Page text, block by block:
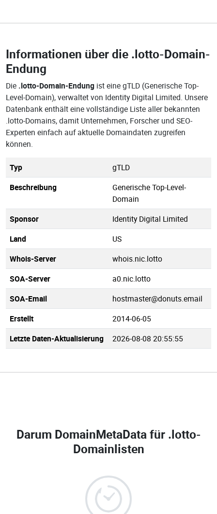
Informationen über die .lotto-Domain-
Endung
Die .lotto-Domain-Endung ist eine gTLD (Generische Top-
Level-Domain), verwaltet von Identity Digital Limited. Unsere
Datenbank enthält eine vollständige Liste aller bekannten
.lotto-Domains, damit Unternehmen, Forscher und SEO-
Experten einfach auf aktuelle Domaindaten zugreifen
können.
Typ
gTLD
Beschreibung
Generische Top-Level-
Domain
Sponsor
Identity Digital Limited
Land
US
Whois-Server
whois.nic.lotto
SOA-Server
a0.nic.lotto
SOA-Email
hostmaster@donuts.email
Erstellt
2014-06-05
Letzte Daten-Aktualisierung
2026-08-08 20:55:55
Darum DomainMetaData für .lotto-
Domainlisten